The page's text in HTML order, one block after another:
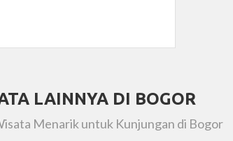
LAINNYA DI BOGOR
Menarik untuk Kunjungan di Bogor